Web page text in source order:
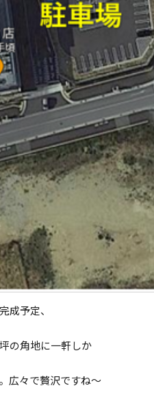
成予定、
の角地に一軒しか
広々で贅沢ですね～